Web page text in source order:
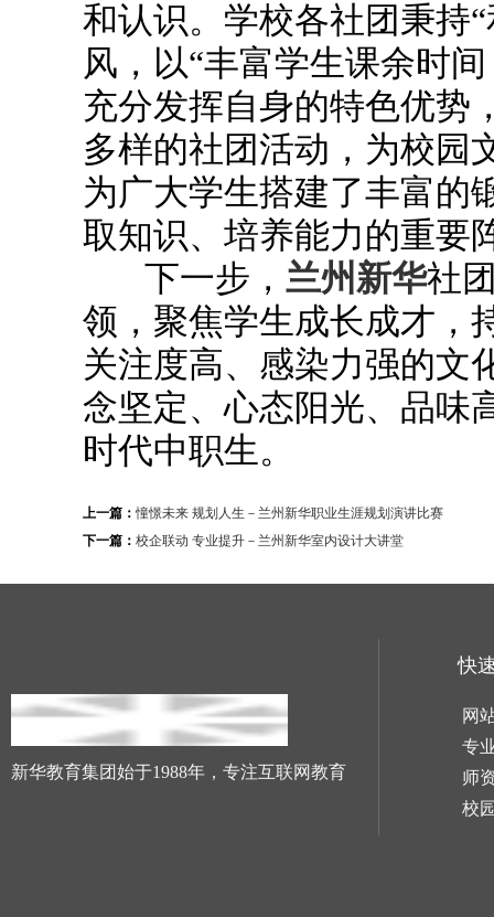
和认识。学校各社团秉持
风，以“丰富学生课余时
充分发挥自身的特色优势
多样的社团活动，为校园
为广大学生搭建了丰富的
取知识、培养能力的重要
下一步， 兰州新华社
领，聚焦学生成长成才，
关注度高、感染力强的文
念坚定、心态阳光、品味
时代中职生。
上一篇：憧憬未来 规划人生－兰州新华职业生涯规划演讲比赛
下一篇： 校企联动 专业提升－兰州新华室内设计大讲堂
新华教育集团始于1988年，专注互联网教育
快
网
专
师
校